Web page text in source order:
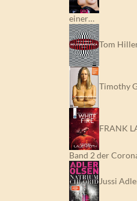
einer…
Tom
Timothy
FRANK
Band 2 der
Jussi